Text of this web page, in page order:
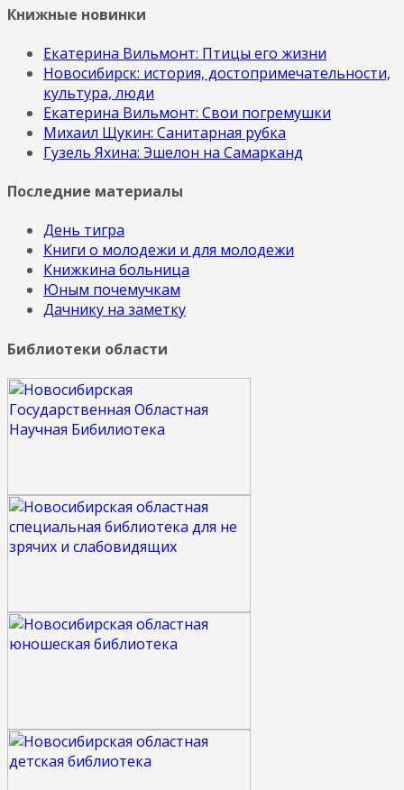
Книжные новинки
Екатерина Вильмонт: Птицы его жизни
Новосибирск: история, достопримечательности,
культура, люди
Екатерина Вильмонт: Свои погремушки
Михаил Щукин: Санитарная рубка
Гузель Яхина: Эшелон на Самарканд
Последние материалы
День тигра
Книги о молодежи и для молодежи
Книжкина больница
Юным почемучкам
Дачнику на заметку
Библиотеки области